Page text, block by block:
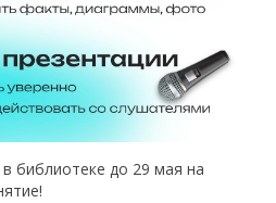
библиотеке до 29 мая на